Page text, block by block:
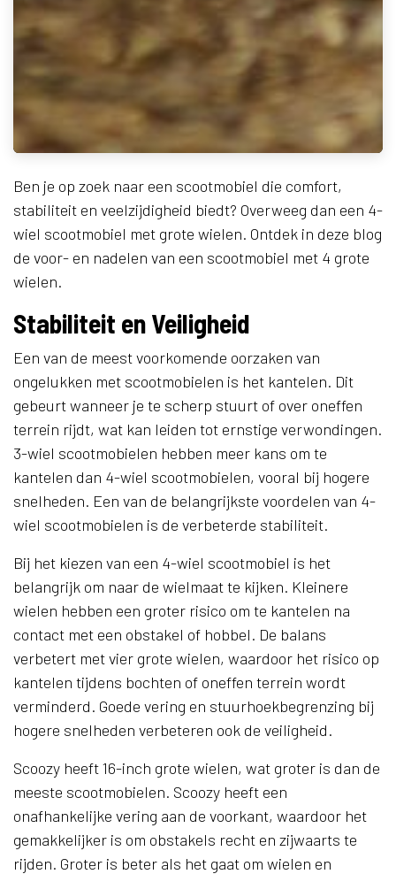
Ben je op zoek naar een scootmobiel die comfort,
stabiliteit en veelzijdigheid biedt? Overweeg dan een 4-
wiel scootmobiel met grote wielen. Ontdek in deze blog
de voor- en nadelen van een scootmobiel met 4 grote
wielen.
Stabiliteit en Veiligheid
Een van de meest voorkomende oorzaken van
ongelukken met scootmobielen is het kantelen. Dit
gebeurt wanneer je te scherp stuurt of over oneffen
terrein rijdt, wat kan leiden tot ernstige verwondingen.
3-wiel scootmobielen hebben meer kans om te
kantelen dan 4-wiel scootmobielen, vooral bij hogere
snelheden. Een van de belangrijkste voordelen van 4-
wiel scootmobielen is de verbeterde stabiliteit.
Bij het kiezen van een 4-wiel scootmobiel is het
belangrijk om naar de wielmaat te kijken. Kleinere
wielen hebben een groter risico om te kantelen na
contact met een obstakel of hobbel. De balans
verbetert met vier grote wielen, waardoor het risico op
kantelen tijdens bochten of oneffen terrein wordt
verminderd. Goede vering en stuurhoekbegrenzing bij
hogere snelheden verbeteren ook de veiligheid.
Scoozy heeft 16-inch grote wielen, wat groter is dan de
meeste scootmobielen. Scoozy heeft een
onafhankelijke vering aan de voorkant, waardoor het
gemakkelijker is om obstakels recht en zijwaarts te
rijden. Groter is beter als het gaat om wielen en